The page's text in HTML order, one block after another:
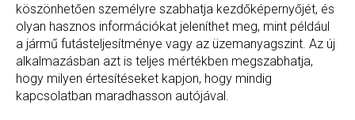
köszönhetően személyre szabhatja kezdőképernyőjét, és
olyan hasznos információkat jeleníthet meg, mint például
a jármű futásteljesítménye vagy az üzemanyagszint. Az új
alkalmazásban azt is teljes mértékben megszabhatja,
hogy milyen értesítéseket kapjon, hogy mindig
kapcsolatban maradhasson autójával.